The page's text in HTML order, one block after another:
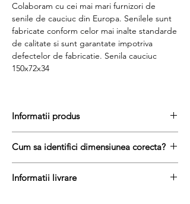
Colaboram cu cei mai mari furnizori de
senile de cauciuc din Europa. Senilele sunt
fabricate conform celor mai inalte standarde
de calitate si sunt garantate impotriva
defectelor de fabricatie. Senila cauciuc
150x72x34
Informatii produs
livrare
Disponibilitate : stoc
Produs aftermarket
Cum sa identifici dimensiunea corecta?
cauciuc, urmati acesti trei pasi simpli:
Informatii livrare